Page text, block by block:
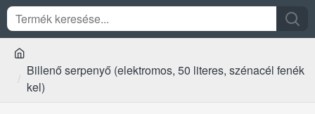
Billenő serpenyő (elektromos, 50 literes, szénacél fenék
kel)